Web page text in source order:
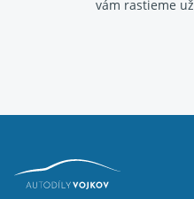
vám rastieme